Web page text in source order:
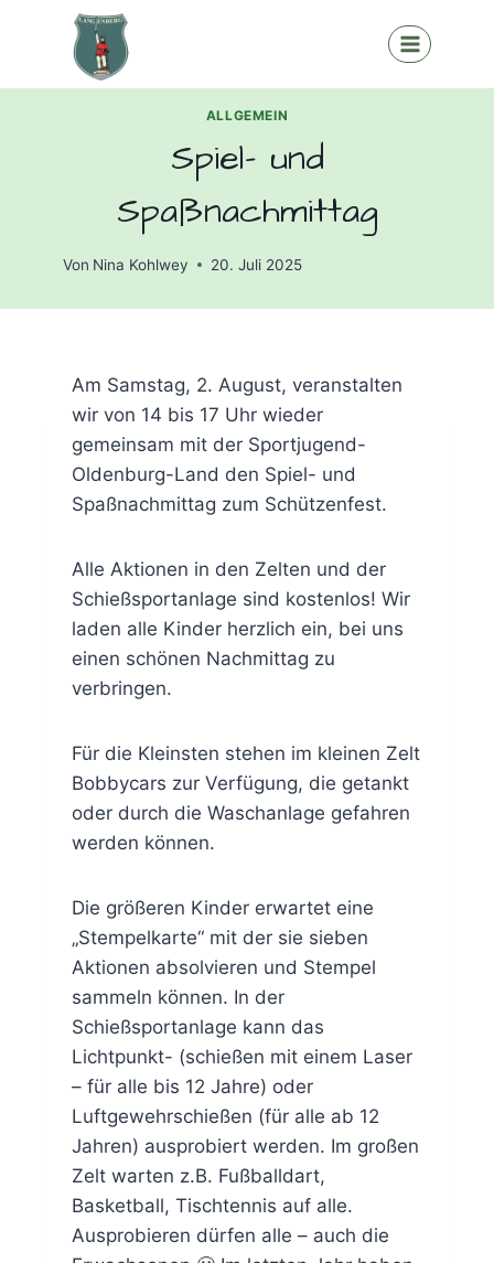
ALLGEMEIN
Spiel- und
Spaßnachmittag
Von Nina Kohlwey 20. Juli 2025
Am Samstag, 2. August, veranstalten
wir von 14 bis 17 Uhr wieder
gemeinsam mit der Sportjugend-
Oldenburg-Land den Spiel- und
Spaßnachmittag zum Schützenfest.
Alle Aktionen in den Zelten und der
Schießsportanlage sind kostenlos! Wir
laden alle Kinder herzlich ein, bei uns
einen schönen Nachmittag zu
verbringen.
Für die Kleinsten stehen im kleinen Zelt
Bobbycars zur Verfügung, die getankt
oder durch die Waschanlage gefahren
werden können.
Die größeren Kinder erwartet eine
„Stempelkarte“ mit der sie sieben
Aktionen absolvieren und Stempel
sammeln können. In der
Schießsportanlage kann das
Lichtpunkt- (schießen mit einem Laser
– für alle bis 12 Jahre) oder
Luftgewehrschießen (für alle ab 12
Jahren) ausprobiert werden. Im großen
Zelt warten z.B. Fußballdart,
Basketball, Tischtennis auf alle.
Ausprobieren dürfen alle – auch die